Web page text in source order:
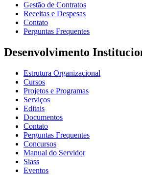
Gestão de Contratos
Receitas e Despesas
Contato
Perguntas Frequentes
Desenvolvimento
Estrutura Organizacional
Cursos
Projetos e Programas
Serviços
Editais
Documentos
Contato
Perguntas Frequentes
Concursos
Manual do Servidor
Siass
Eventos